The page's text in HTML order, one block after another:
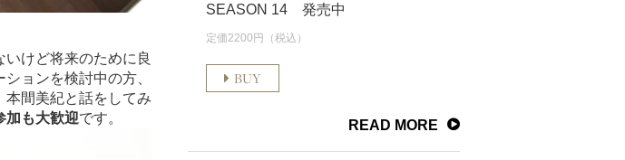
けど将来のために良
ョンを検討中の方、
本間美紀と話をしてみ
加も大歓迎です。
SEASON 14 発売中
定価2200円（税込）
BUY
READ MORE